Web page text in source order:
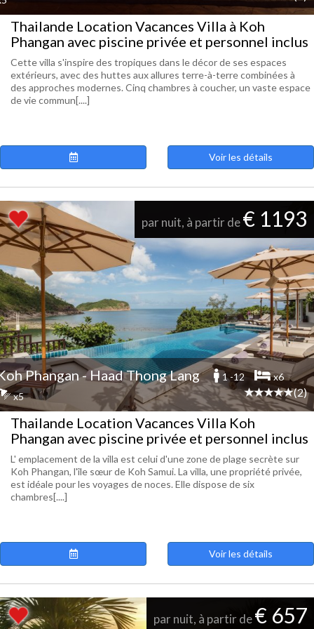
Thailande Location Vacances Villa à Koh
Phangan avec piscine privée et personnel inclus
Cette villa s'inspire des tropiques dans le décor de ses espaces
extérieurs, avec des huttes aux allures terre-à-terre combinées à
des approches modernes. Cinq chambres à coucher, un vaste espace
de vie commun[....]
Voir les détails
par nuit, à partir de€ 1193
Phangan - Haad Thong Lang 1 -12
x6
x5
(2)
Thailande Location Vacances Villa Koh
Phangan avec piscine privée et personnel inclus
L' emplacement de la villa est celui d'une zone de plage secrète sur
Koh Phangan, l'île sœur de Koh Samui. La villa, une propriété privée,
est idéale pour les voyages de noces. Elle dispose de six
chambres[....]
Voir les détails
par nuit, à partir de€ 657